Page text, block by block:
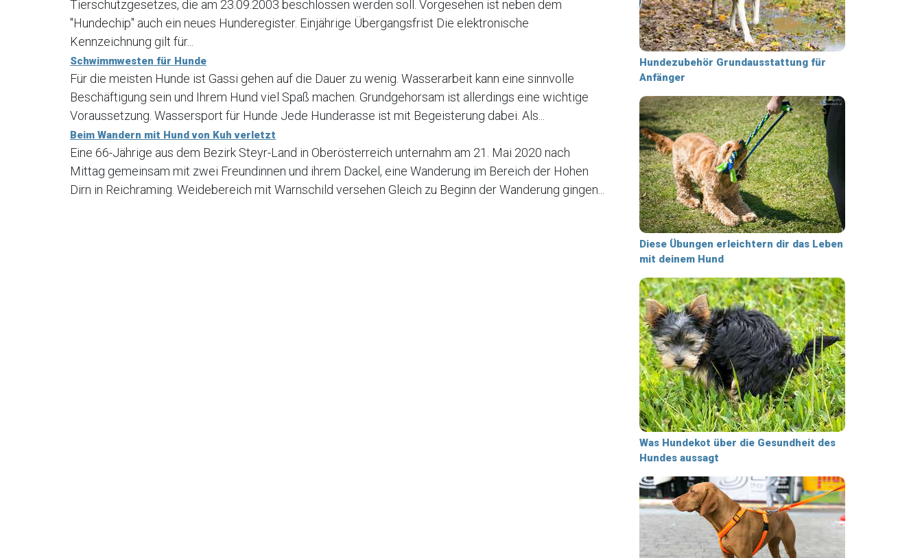
Tierschutzgesetzes, die am 23.09.2003 beschlossen werden soll. Vorgesehen ist neben dem
"Hundechip" auch ein neues Hunderegister. Einjährige Übergangsfrist Die elektronische
Kennzeichnung gilt für...
Schwimmwesten für Hunde
Für die meisten Hunde ist Gassi gehen auf die Dauer zu wenig. Wasserarbeit kann eine sinnvolle
Beschäftigung sein und Ihrem Hund viel Spaß machen. Grundgehorsam ist allerdings eine wichtige
Voraussetzung. Wassersport für Hunde Jede Hunderasse ist mit Begeisterung dabei. Als...
Beim Wandern mit Hund von Kuh verletzt
Eine 66-Jährige aus dem Bezirk Steyr-Land in Oberösterreich unternahm am 21. Mai 2020 nach
Mittag gemeinsam mit zwei Freundinnen und ihrem Dackel, eine Wanderung im Bereich der Hohen
Dirn in Reichraming. Weidebereich mit Warnschild versehen Gleich zu Beginn der Wanderung gingen...
Hundezubehör Grundausstattung für
Anfänger
Diese Übungen erleichtern dir das Leben
mit deinem Hund
Was Hundekot über die Gesundheit des
Hundes aussagt